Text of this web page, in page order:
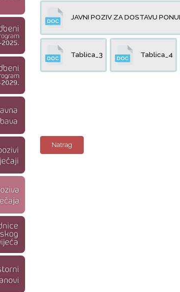
JAVNI POZIV ZA DOSTAVU
Tablica_3 Tablica_4
Natrag